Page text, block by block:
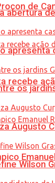
de
recebe
abertura
os
Augusto
Wilson